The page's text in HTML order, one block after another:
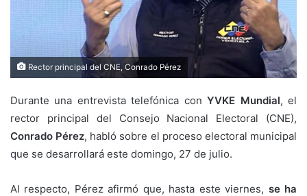
Rector principal del CNE, Conrado Pérez
Durante una entrevista telefónica conYVKE Mundial, el
rector principal del Consejo Nacional Electoral (CNE),
Conrado Pérez, habló sobre el proceso electoral municipal
que se desarrollará este domingo, 27 de julio.
Al respecto, Pérez afirmó que, hasta este viernes, se ha